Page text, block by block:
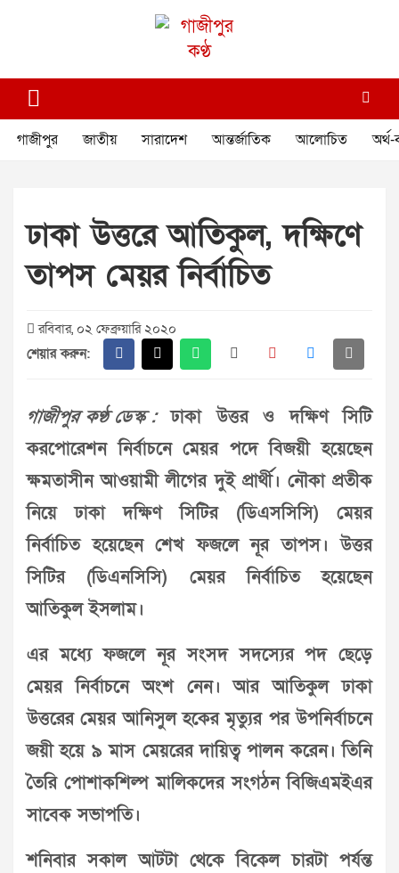
গাজীপুর কণ্ঠ
গাজীপুর জাতীয় সারাদেশ আন্তর্জাতিক আলোচিত অর্থ-
ঢাকা উত্তরে আতিকুল, দক্ষিণে
তাপস মেয়র নির্বাচিত
রবিবার, ০২ ফেব্রুয়ারি ২০২০
শেয়ার করুন:
গাজীপুর কণ্ঠ ডেস্ক :ঢাকা উত্তর ও দক্ষিণ সিটি
করপোরেশন নির্বাচনে মেয়র পদে বিজয়ী হয়েছেন
ক্ষমতাসীন আওয়ামী লীগের দুই প্রার্থী। নৌকা প্রতীক
নিয়ে ঢাকা দক্ষিণ সিটির (ডিএসসিসি) মেয়র
নির্বাচিত হয়েছেন শেখ ফজলে নূর তাপস। উত্তর
সিটির (ডিএনসিসি) মেয়র নির্বাচিত হয়েছেন
আতিকুল ইসলাম।
এর মধ্যে ফজলে নূর সংসদ সদস্যের পদ ছেড়ে
মেয়র নির্বাচনে অংশ নেন। আর আতিকুল ঢাকা
উত্তরের মেয়র আনিসুল হকের মৃত্যুর পর উপনির্বাচনে
জয়ী হয়ে ৯ মাস মেয়রের দায়িত্ব পালন করেন। তিনি
তৈরি পোশাকশিল্প মালিকদের সংগঠন বিজিএমইএর
সাবেক সভাপতি।
শনিবার সকাল আটটা থেকে বিকেল চারটা পর্যন্ত